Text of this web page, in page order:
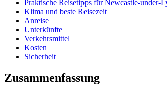
Praktische Reisetipps für Newcastle-under-
Klima und beste Reisezeit
Anreise
Unterkünfte
Verkehrsmittel
Kosten
Sicherheit
Zusammenfassung